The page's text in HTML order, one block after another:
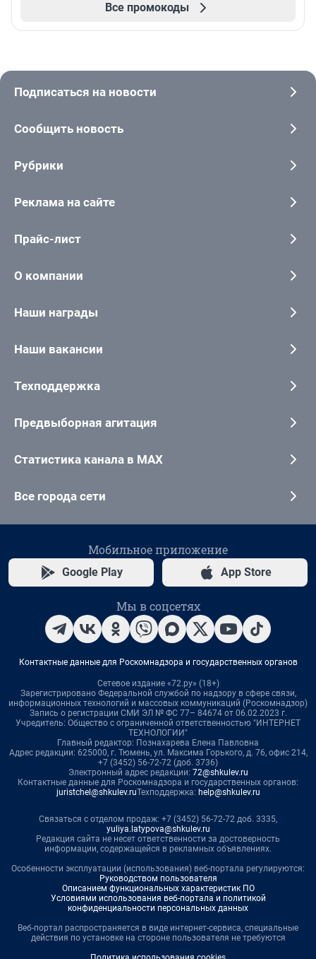
Все промокоды
Подписаться на новости
Сообщить новость
Рубрики
Реклама на сайте
Прайс-лист
О компании
Наши награды
Наши вакансии
Техподдержка
Предвыборная агитация
Статистика канала в MAX
Все города сети
Мобильное приложение
Google Play App Store
Мы в соцсетях
Контактные данные для Роскомнадзора и государственных органов
Сетевое издание «72.ру» (18+)
Зарегистрировано Федеральной службой по надзору в сфере связи,
информационных технологий и массовых коммуникаций (Роскомнадзор)
Запись о регистрации СМИ ЭЛ № ФС 77– 84674 от 06.02.2023 г.
Учредитель: Общество с ограниченной ответственностью "ИНТЕРНЕТ
ТЕХНОЛОГИИ"
Главный редактор: Познахарева Елена Павловна
Адрес редакции: 625000, г. Тюмень, ул. Максима Горького, д. 76, офис 214,
+7 (3452) 56-72-72 (доб. 3736)
Электронный адрес редакции: 72@shkulev.ru
Контактные данные для Роскомнадзора и государственных органов:
juristchel@shkulev.ruТехподдержка: help@shkulev.ru
Связаться с отделом продаж: +7 (3452) 56-72-72 доб. 3335,
yuliya.latypova@shkulev.ru
Редакция сайта не несет ответственности за достоверность
информации, содержащейся в рекламных объявлениях.
Особенности эксплуатации (использования) веб-портала регулируются:
Руководством пользователя
Описанием функциональных характеристик ПО
Условиями использования веб-портала и политикой
конфиденциальности персональных данных
Веб-портал распространяется в виде интернет-сервиса, специальные
действия по установке на стороне пользователя не требуются